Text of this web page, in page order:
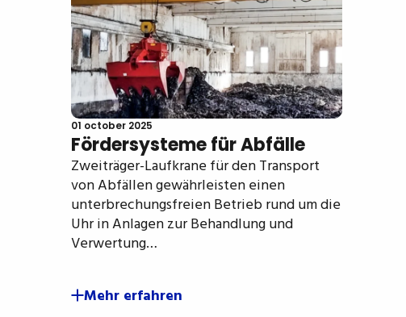
01 october 2025
Fördersysteme für Abfälle
Zweiträger-Laufkrane für den Transport
von Abfällen gewährleisten einen
unterbrechungsfreien Betrieb rund um die
Uhr in Anlagen zur Behandlung und
Verwertung…
Mehr erfahren